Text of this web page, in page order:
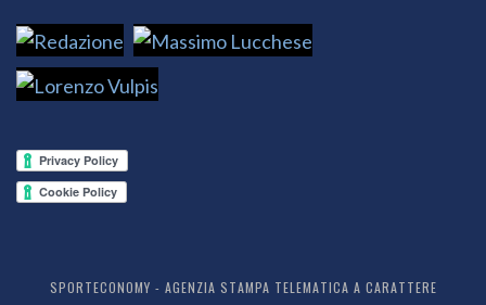
SPORTECONOMY - AGENZIA STAMPA TELEMATICA A CARATTERE